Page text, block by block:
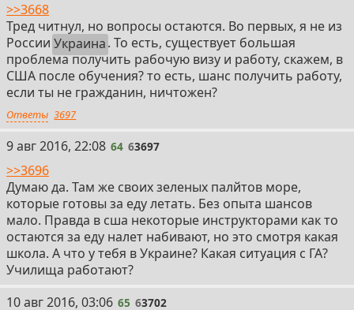
>>3668
Тред читнул, но вопросы остаются. Во первых, я не из
России Украина. То есть, существует большая
проблема получить рабочую визу и работу, скажем, в
США после обучения? то есть, шанс получить работу,
если ты не гражданин, ничтожен?
Ответы 3697
64
9 авг 2016, 22:08 64 63697
>>3696
Думаю да. Там же своих зеленых палйтов море,
которые готовы за еду летать. Без опыта шансов
мало. Правда в сша некоторые инструкторами как то
остаются за еду налет набивают, но это смотря какая
школа. А что у тебя в Украине? Какая ситуация с ГА?
Училища работают?
65
10 авг 2016, 03:06 65 63702